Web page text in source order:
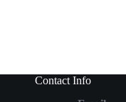
Contact Info